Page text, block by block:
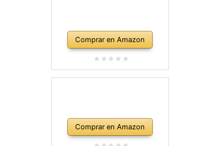
Comprar en Amazon
Comprar en Amazon